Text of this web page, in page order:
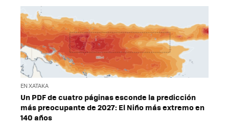
EN XATAKA
Un PDF de cuatro páginas esconde la predicción
más preocupante de 2027: El Niño más extremo en
140 años